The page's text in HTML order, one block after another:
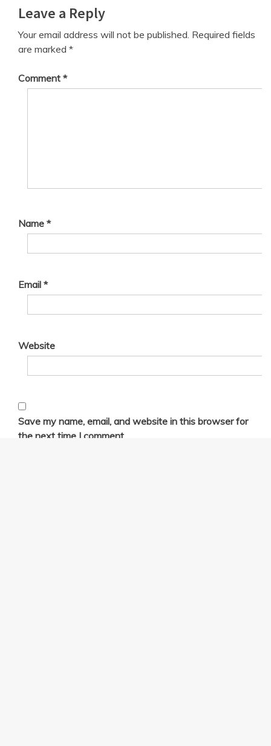
Leave a Reply
Your email address will not be published. Required fields
are marked *
Comment *
Name *
Email *
Website
Save my name, email, and website in this browser for
the next time I comment.